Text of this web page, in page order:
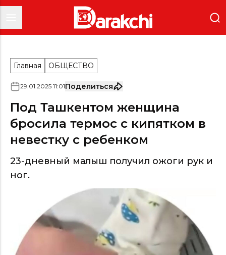
Главная ОБЩЕСТВО
29.01.2025 11:01Поделиться
Под Ташкентом женщина
бросила термос с кипятком в
невестку с ребенком
23-дневный малыш получил ожоги рук и
ног.